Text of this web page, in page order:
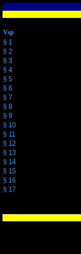
Vsp
§ 1
§ 2
§ 3
§ 4
§ 5
§ 6
§ 7
§ 8
§ 9
§ 10
§ 11
§ 12
§ 13
§ 14
§ 15
§ 16
§ 17